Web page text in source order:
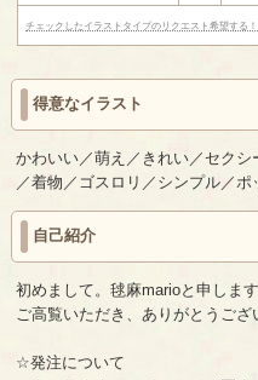
チェックしたイラストタイプのリクエスト希望する！
得意なイラスト
かわいい／萌え／きれい／セク
／着物／ゴスロリ／シンプル／
自己紹介
初めまして。毬麻marioと申します
ご高覧いただき、ありがとうござ
☆発注について